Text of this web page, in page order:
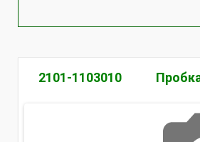
2101-1103010